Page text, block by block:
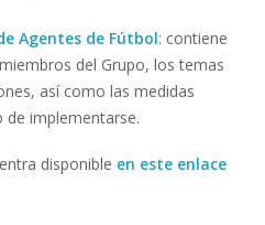
Agentes de Fútbol: contiene
del Grupo, los temas
así como las medidas
de implementarse.
disponible en este enlace